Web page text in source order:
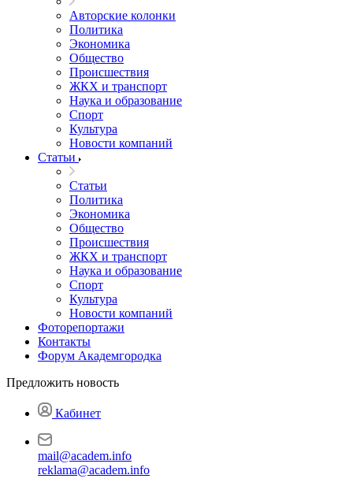
Авторские колонки
Политика
Экономика
Общество
Происшествия
ЖКХ и транспорт
Наука и образование
Спорт
Культура
Новости компаний
Статьи
Статьи
Политика
Экономика
Общество
Происшествия
ЖКХ и транспорт
Наука и образование
Спорт
Культура
Новости компаний
Фоторепортажи
Контакты
Форум Академгородка
Предложить новость
Кабинет
mail@academ.info
reklama@academ.info